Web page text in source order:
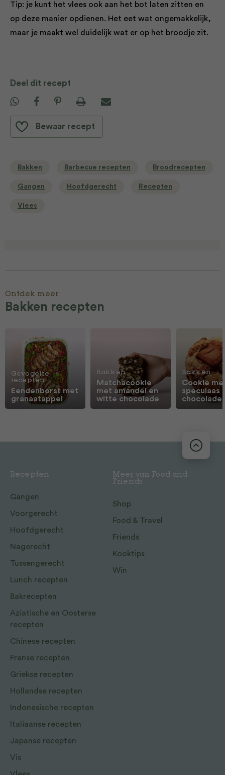
Tip: je kunt het vlees ook aan het bot laten zitten en
op deze manier opdienen. Het eet wat ongemakkelijk,
maar je maakt wel duidelijk wat er op het broodje zit.
Deel dit recept
Bewaar recept
Bakken Barbecue recepten Broodrecepten
Gangen Hoofdgerecht Recepten
Vlees
Ontdek meer
Bakken recepten
Gevogelte
recepten
Eendenborst met
granaatappel
Bakken
Matchacookie
met amandel en
witte chocolade
Bakken
Cookie
speculaas
chocolade
Recepten
Gangen
Voorgerecht
Hoofdgerecht
Nagerecht
Tussengerecht
Lunch recepten
Bakrecepten
Aziatische en Oosterse
recepten
Chinese recepten
Franse recepten
Griekse recepten
Hollandse recepten
Indonesische recepten
Italiaanse recepten
Japanse recepten
Vis
Meer van Food and
Friends
Shop
Food & Travel
Friends
Kooktips
Win